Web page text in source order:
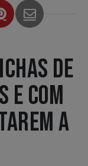
DE
E COM
A